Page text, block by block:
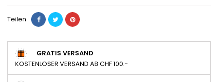
Teilen
GRATIS VERSAND
KOSTENLOSER VERSAND AB CHF 100.-